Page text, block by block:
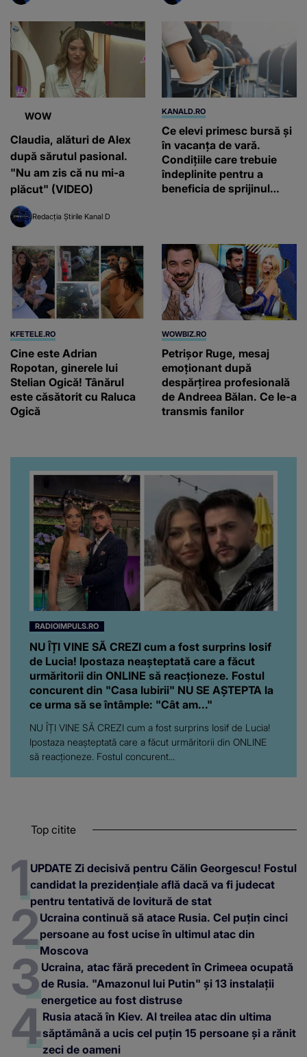
WOW
Claudia, alături de Alex
după sărutul pasional.
"Nu am zis că nu mi-a
plăcut" (VIDEO)
Redacția Știrile Kanal D
KANALD.RO
Ce elevi primesc bursă și
în vacanța de vară.
Condițiile care trebuie
îndeplinite pentru a
beneficia de sprijinul
KFETELE.RO
Cine este Adrian
Ropotan, ginerele lui
Stelian Ogică! Tânărul
este căsătorit cu Raluca
Ogică
WOWBIZ.RO
Petrișor Ruge, mesaj
emoționant după
despărțirea profesională
de Andreea Bălan. Ce le-a
transmis fanilor
RADIOIMPULS.RO
NU ÎȚI VINE SĂ CREZI cum a fost surprins Iosif
de Lucia! Ipostaza neașteptată care a făcut
urmăritorii din ONLINE să reacționeze. Fostul
concurent din "Casa Iubirii" NU SE AȘTEPTA la
ce urma să se întâmple: "Cât am..."
NU ÎȚI VINE SĂ CREZI cum a fost surprins Iosif de Lucia!
Ipostaza neașteptată care a făcut urmăritorii din ONLINE
să reacționeze. Fostul concurent...
Top citite
UPDATE Zi decisivă pentru Călin Georgescu! Fostul
candidat la prezidențiale află dacă va fi judecat
pentru tentativă de lovitură de stat
Ucraina continuă să atace Rusia. Cel puțin cinci
persoane au fost ucise în ultimul atac din
Moscova
Ucraina, atac fără precedent în Crimeea ocupată
de Rusia. "Amazonul lui Putin" și 13 instalații
energetice au fost distruse
Rusia atacă în Kiev. Al treilea atac din ultima
săptămână a ucis cel puțin 15 persoane și a rănit
zeci de oameni